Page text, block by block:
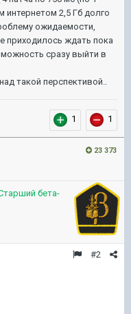
интернетом 2,5 Гб долго
ожидаемости,
приходилось ждать пока
сразу выйти в
такой перспективой..
1 1
23 373
бета-
#2